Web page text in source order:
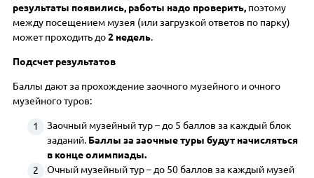
результаты появились, работы надо проверить, поэтому
между посещением музея (или загрузкой ответов по парку)
может проходить до2 недель.
Подсчет результатов
Баллы дают за прохождение заочного музейного и очного
музейного туров:
Заочный музейный тур – до 5 баллов за каждый блок
заданий. Баллы за заочные туры будут начисляться
в конце олимпиады.
Очный музейный тур – до 50 баллов за каждый музей